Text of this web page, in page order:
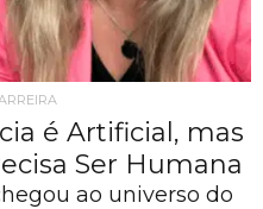
é Artificial, mas
Ser Humana
ao universo do